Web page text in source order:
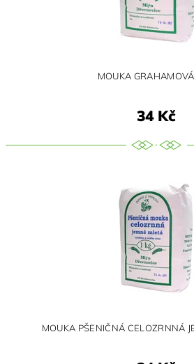
MOUKA
34 Kč
MOUKA PŠENIČNÁ CELOZRNNÁ